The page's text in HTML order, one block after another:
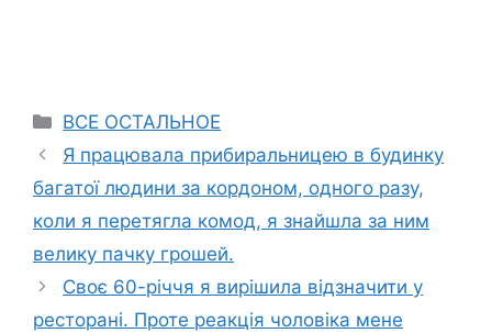
Categories
ВСЕ ОСТАЛЬНОЕ
Я працювала прибиральницею в будинку
багатої людини за кордоном, одного разу,
коли я перетягла комод, я знайшла за ним
велику пачку грошей.
Своє 60-річчя я вирішила відзначити у
ресторані. Проте реакція чоловіка мене